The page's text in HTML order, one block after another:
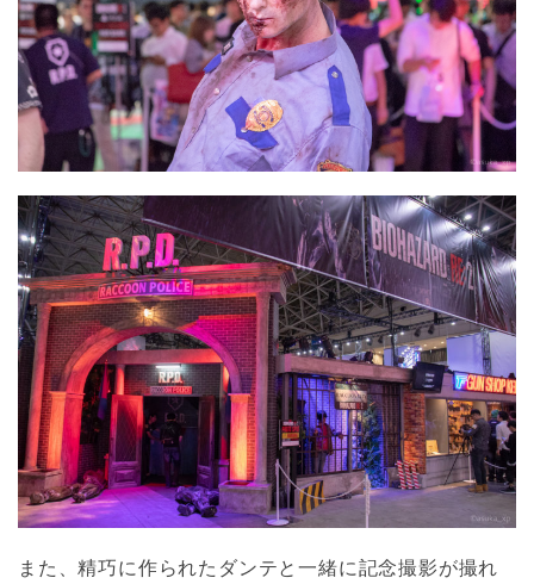
また、精巧に作られたダンテと一緒に記念撮影が撮れ